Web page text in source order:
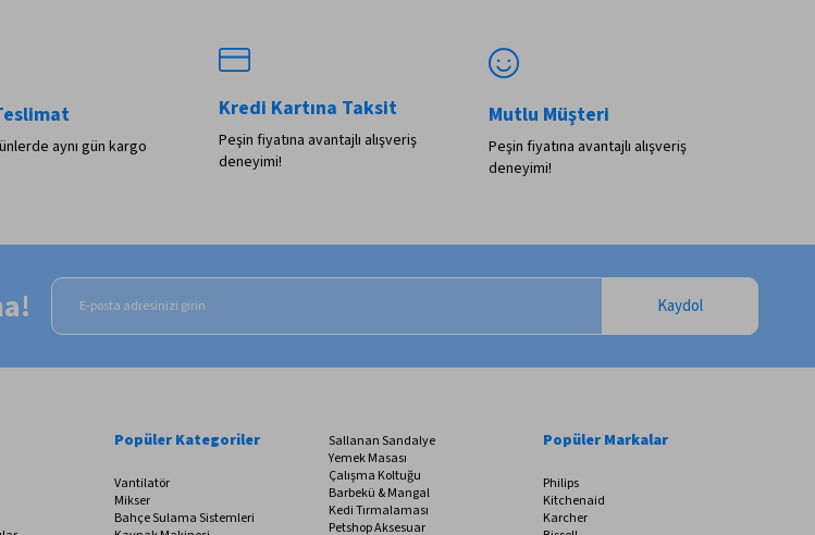
aynı gün kargo
Kredi Kartına Taksit
Peşin fiyatına avantajlı alışveriş
deneyimi!
Mutlu Müşteri
Peşin fiyatına avantajlı alışveriş
deneyimi!
Kaydol
Popüler Kategoriler
Vantilatör
Mikser
Bahçe Sulama Sistemleri
Sallanan Sandalye
Yemek Masası
Çalışma Koltuğu
Barbekü & Mangal
Kedi Tırmalaması
Petshop Aksesuar
Popüler Markalar
Philips
Kitchenaid
Karcher